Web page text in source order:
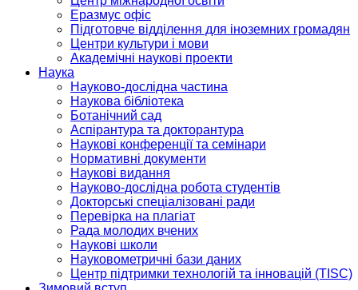
Еразмус офіс
Підготовче відділення для іноземних громадян
Центри культури і мови
Академічні наукові проекти
Наука
Науково-дослідна частина
Наукова бібліотека
Ботанічний сад
Аспірантура та докторантура
Наукові конференції та семінари
Нормативні документи
Наукові видання
Науково-дослідна робота студентів
Докторські спеціалізовані ради
Перевірка на плагіат
Рада молодих вчених
Наукові школи
Науковометричні бази даних
Центр підтримки технологій та інновацій (TISC)